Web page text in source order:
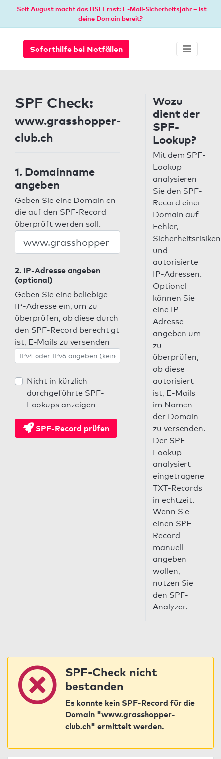
Seit August macht das BSI Ernst: E-Mail-Sicherheitsjahr – ist
deine Domain bereit?
Soforthilfe bei Notfällen
SPF Check:
www.grasshopper-
club.ch
1. Domainname
angeben
Geben Sie eine Domain an
die auf den SPF-Record
überprüft werden soll.
2. IP-Adresse angeben
(optional)
Geben Sie eine beliebige
IP-Adresse ein, um zu
überprüfen, ob diese durch
den SPF-Record berechtigt
ist, E-Mails zu versenden
Nicht in kürzlich
durchgeführte SPF-
Lookups anzeigen
SPF-Record prüfen
Wozu
dient der
SPF-
Lookup?
Mit dem SPF-
Lookup
analysieren
Sie den SPF-
Record einer
Domain auf
Fehler,
Sicherheitsrisiken
und
autorisierte
IP-Adressen.
Optional
können Sie
eine IP-
Adresse
angeben um
zu
überprüfen,
ob diese
autorisiert
ist, E-Mails
im Namen
der Domain
zu versenden.
Der SPF-
Lookup
analysiert
eingetragene
TXT-Records
in echtzeit.
Wenn Sie
einen SPF-
Record
manuell
angeben
wollen,
nutzen Sie
den SPF-
Analyzer.
SPF-Check nicht
bestanden
Es konnte kein SPF-Record für die
Domain "www.grasshopper-
club.ch" ermittelt werden.